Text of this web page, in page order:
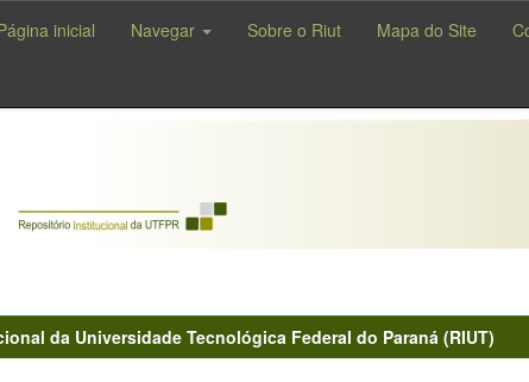
inicial Navegar Sobre o Riut Mapa do Site
da Universidade Tecnológica Federal do Paraná (RIUT)